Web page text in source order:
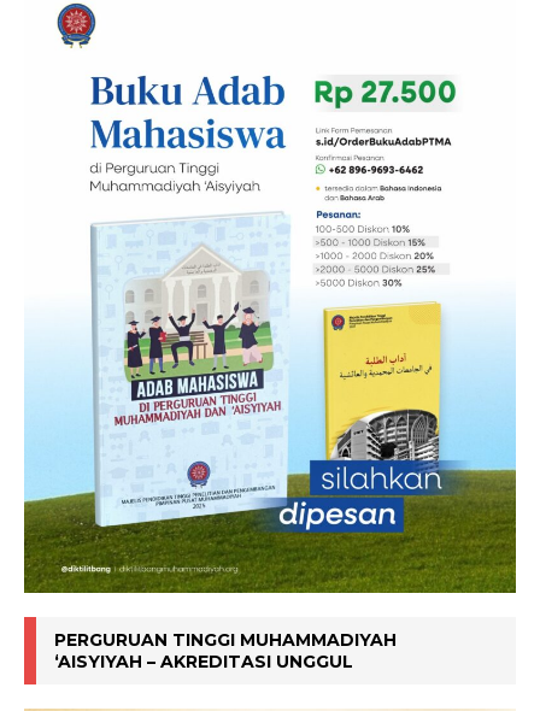
PERGURUAN TINGGI MUHAMMADIYAH
‘AISYIYAH – AKREDITASI UNGGUL